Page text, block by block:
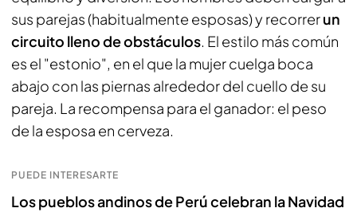
sus parejas (habitualmente esposas) y recorrerun
circuito lleno de obstáculos. El estilo más común
es el "estonio", en el que la mujer cuelga boca
abajo con las piernas alrededor del cuello de su
pareja. La recompensa para el ganador: el peso
de la esposa en cerveza.
PUEDE INTERESARTE
Los pueblos andinos de Perú celebran la Navidad